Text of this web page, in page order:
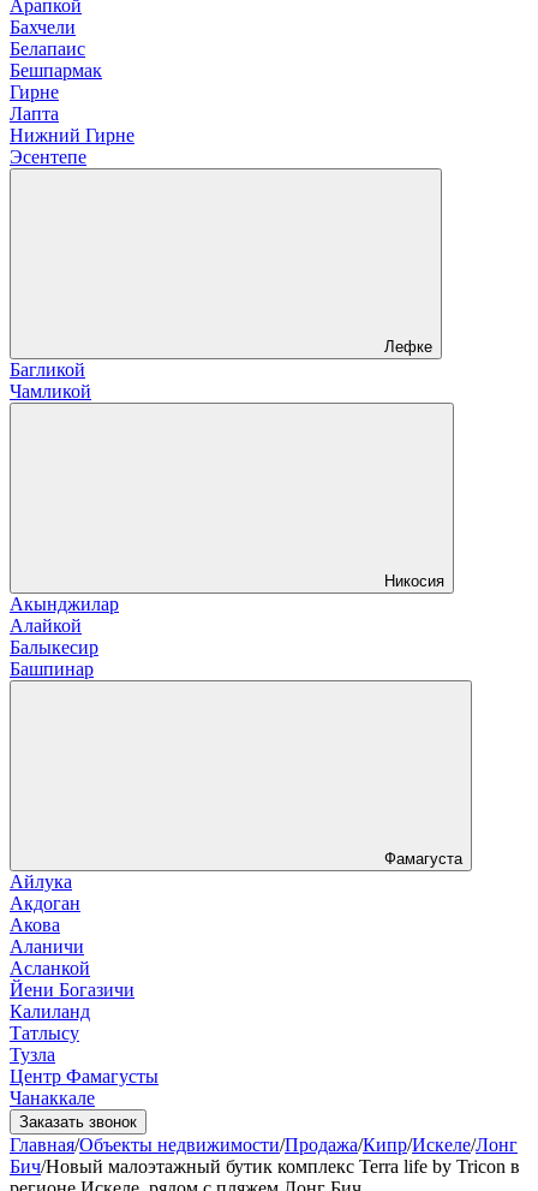
Арапкой
Бахчели
Белапаис
Бешпармак
Гирне
Лапта
Нижний Гирне
Эсентепе
Лефке
Багликой
Чамликой
Никосия
Акынджилар
Алайкой
Балыкесир
Башпинар
Фамагуста
Айлука
Акдоган
Акова
Аланичи
Асланкой
Йени Богазичи
Калиланд
Татлысу
Тузла
Центр Фамагусты
Чанаккале
Заказать звонок
Главная/Объекты недвижимости/Продажа/Кипр/Искеле/Лонг
Бич/Новый малоэтажный бутик комплекс Terra life by Tricon в